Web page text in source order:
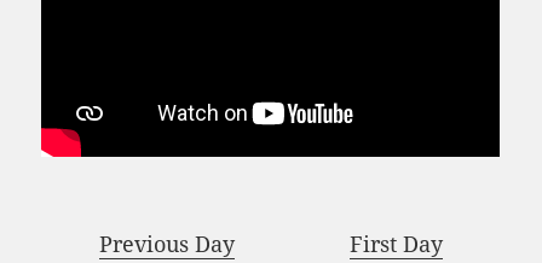
Previous Day First Day